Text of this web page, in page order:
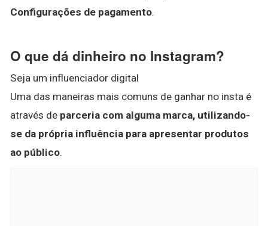
Configurações de pagamento.
O que dá dinheiro no Instagram?
Seja um influenciador digital
Uma das maneiras mais comuns de ganhar no insta é
através de parceria com alguma marca, utilizando-
se da própria influência para apresentar produtos
ao público.